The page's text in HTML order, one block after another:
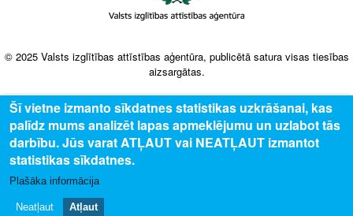
© 2025 Valsts izglītības attīstības aģentūra, publicētā satura visas tiesības
aizsargātas.
Šī vietne izmanto sīkdatnes statistikas uzkrāšanai, kas
palīdz mums analizēt lapas apmeklējumu un uzlabot tās
darbību. Jūs varat ATĻAUT vai NEATĻAUT izmantot
statistikas sīkdatnes.
Plašāka informācija
Neatļaut Atļaut